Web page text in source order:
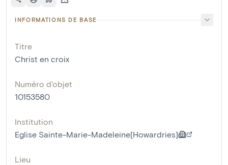
INFORMATIONS DE BASE
Titre
Christ en croix
Numéro d'objet
10153580
Institution
Eglise Sainte-Marie-Madeleine[Howardries]
Lieu